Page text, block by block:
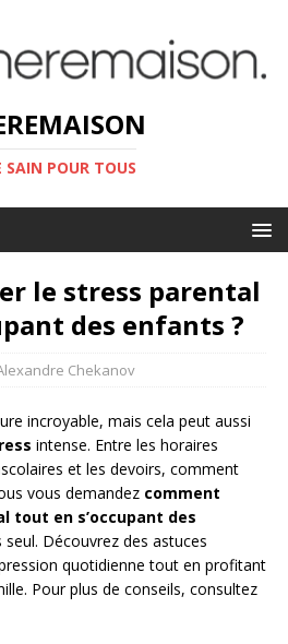
SAIN POUR TOUS
le stress parental
des enfants ?
Chekanov
incroyable, mais cela peut aussi
intense. Entre les horaires
et les devoirs, comment
vous demandez comment
tout en s’occupant des
seul. Découvrez des astuces
quotidienne tout en profitant
Pour plus de conseils, consultez